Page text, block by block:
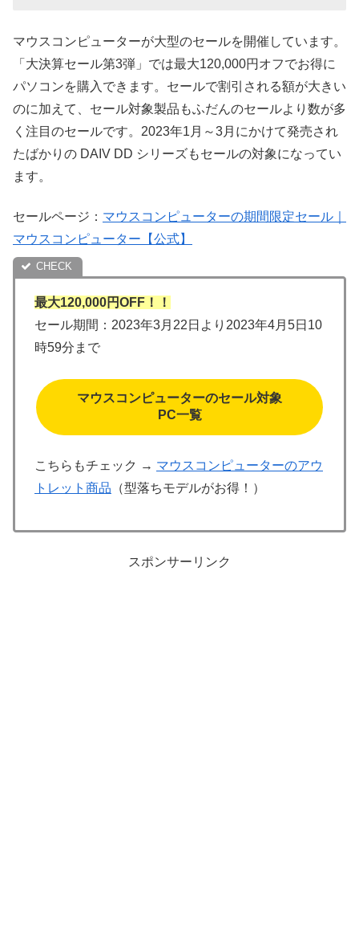
マウスコンピューターが大型のセールを開催しています。
「大決算セール第3弾」では最大120,000円オフでお得に
パソコンを購入できます。セールで割引される額が大きい
のに加えて、セール対象製品もふだんのセールより数が多
く注目のセールです。2023年1月～3月にかけて発売され
たばかりの DAIV DD シリーズもセールの対象になってい
ます。
セールページ： マウスコンピューターの期間限定セール｜
マウスコンピューター【公式】
最大120,000円OFF！！
セール期間：2023年3月22日より2023年4月5日10
時59分まで
マウスコンピューターのセール対象
PC一覧
こちらもチェック → マウスコンピューターのアウ
トレット商品 （型落ちモデルがお得！）
スポンサーリンク